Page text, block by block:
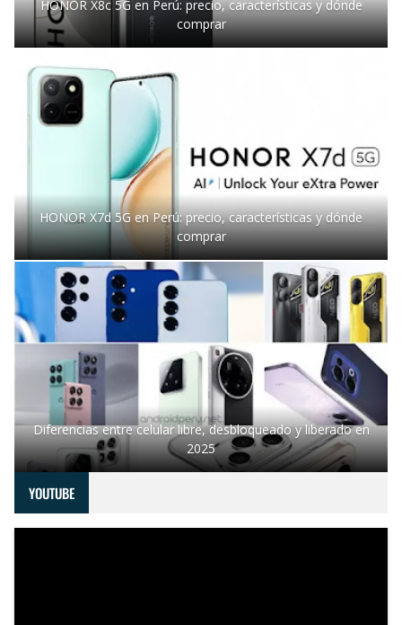
HONOR X8c 5G en Perú: precio, características y dónde
comprar
HONOR X7d 5G en Perú: precio, características y dónde
comprar
Diferencias entre celular libre, desbloqueado y liberado en
2025
YOUTUBE